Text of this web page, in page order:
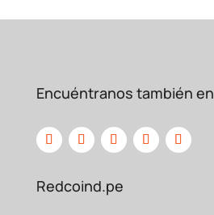
Encuéntranos también en
Redcoind.pe